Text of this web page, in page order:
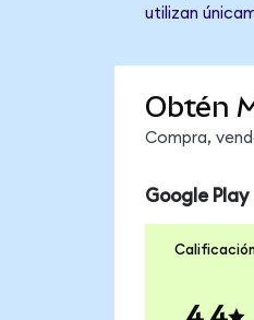
utilizan
Obtén
Compra,
Google Play